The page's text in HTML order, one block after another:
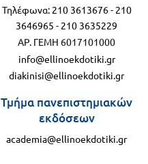
Τηλέφωνα: 210 3613676- 210
3646965 - 210 3635229
ΑΡ. ΓΕΜΗ 6017101000
info@ellinoekdotiki.gr
diakinisi@ellinoekdotiki.gr
Τμήμα πανεπιστημιακών
εκδόσεων
academia@ellinoekdotiki.gr